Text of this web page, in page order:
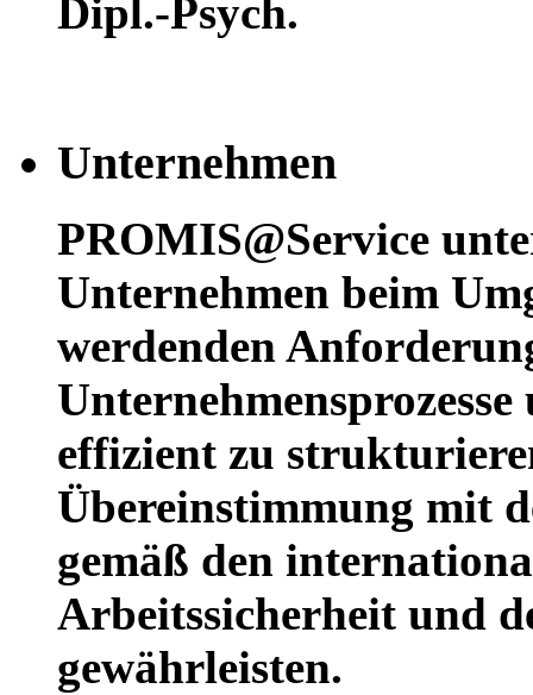
Dipl.-Psych.
Unternehmen
PROMIS@Service
Unternehmen beim
werdenden
effizient zu
Übereinstimmung mit
gemäß den
Arbeitssicherheit und
gewährleisten.